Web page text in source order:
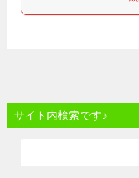
サイト内検索です♪